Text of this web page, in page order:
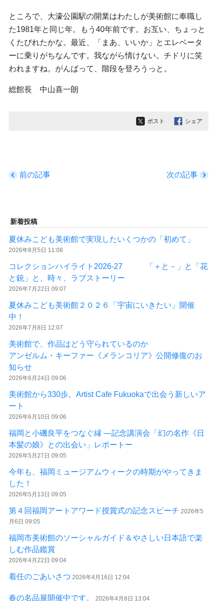
ところで、大濠公園駅の開業はわたしが美術館に奉職し
た1981年と同じ年。もう40年前です。お互い、ちょっと
くたびれたかな。最近、「まあ、いいか」とエレベータ
ーに乗りがちなんです。我ながら情けない。チドリに笑
われますね。がんばって、階段を登ろうっと。
総館長 中山喜一朗
ポスト シェア
前の記事 次の記事
新着投稿
夏休みこども美術館で実現したいくつかの「初めて」
2026年8月5日 11:08
コレクションハイライト2026-27 「＋と－」と「花
と銃」と、時々、ラブストーリー
2026年7月22日 09:07
夏休みこども美術館２０２６「宇宙にいきたい」開催
中！
2026年7月8日 12:07
美術館で、作品はどう守られているのか
アンゼルム・キーファー《メランコリア》公開修復のお
知らせ
2026年6月24日 09:06
美術館から330歩。Artist Cafe Fukuokaで出会う新しいア
ート
2026年6月10日 09:06
福岡と小磯良平をつなぐ縁 ―記念講演会「幻の名作《日
本髪の娘》との出会い」レポートー
2026年5月27日 09:05
今年も、福岡ミュージアムウィークの時期がやってきま
した！
2026年5月13日 09:05
第４回福岡アートアワード授賞式の記念スピーチ 2026年5
月6日 09:05
福岡市美術館のソーシャルガイド＆やさしい日本語で楽
しむ作品鑑賞
2026年4月22日 09:04
着任のごあいさつ 2026年4月16日 12:04
春の名品展開催中です。 2026年4月8日 13:04